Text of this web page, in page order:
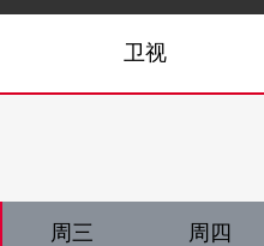
卫视
周三 周四